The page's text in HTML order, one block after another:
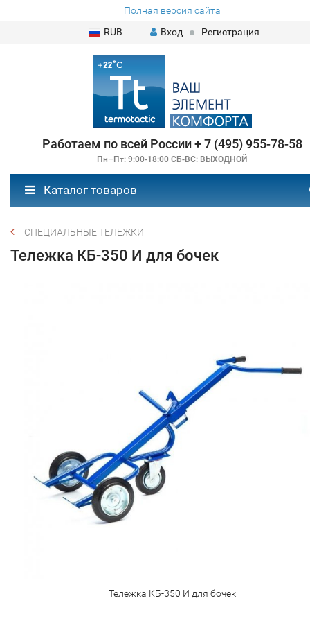
Полная версия сайта
RUB
Вход Регистрация
Работаем по всей России + 7 (495) 955-78-58
Пн–Пт: 9:00-18:00 СБ-ВС: ВЫХОДНОЙ
Каталог товаров
СПЕЦИАЛЬНЫЕ ТЕЛЕЖКИ
Тележка КБ-350 И для бочек
Тележка КБ-350 И для бочек